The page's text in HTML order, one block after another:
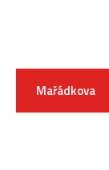
Mařádkova